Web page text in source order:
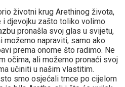
životni krug Arethinog života,
djevojku zašto toliko volimo
pronašla svoj glas u svijetu,
možemo napraviti, samo ako
prema onome što radimo. Ne
očima, ali možemo pronaći svoj
učiniti u našim vlastitim.
smo osjećali trnce po cijelom